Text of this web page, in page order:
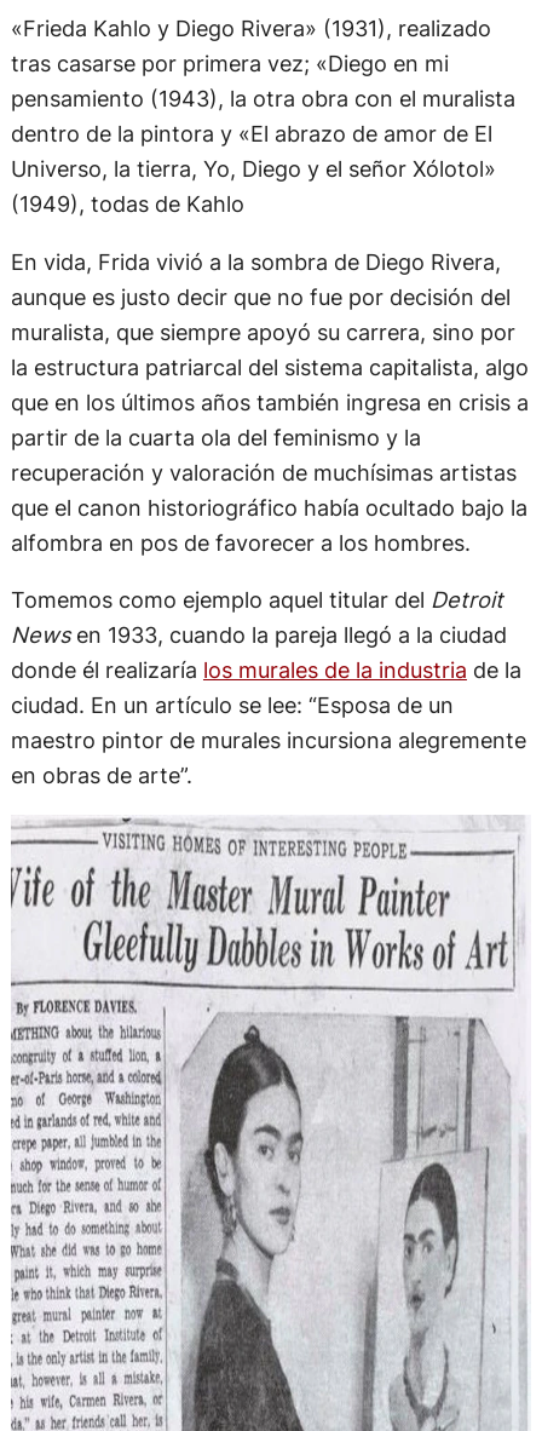
«Frieda Kahlo y Diego Rivera» (1931), realizado
tras casarse por primera vez; «Diego en mi
pensamiento (1943), la otra obra con el muralista
dentro de la pintora y «El abrazo de amor de El
Universo, la tierra, Yo, Diego y el señor Xólotol»
(1949), todas de Kahlo
En vida, Frida vivió a la sombra de Diego Rivera,
aunque es justo decir que no fue por decisión del
muralista, que siempre apoyó su carrera, sino por
la estructura patriarcal del sistema capitalista, algo
que en los últimos años también ingresa en crisis a
partir de la cuarta ola del feminismo y la
recuperación y valoración de muchísimas artistas
que el canon historiográfico había ocultado bajo la
alfombra en pos de favorecer a los hombres.
Tomemos como ejemplo aquel titular del Detroit
Newsen 1933, cuando la pareja llegó a la ciudad
donde él realizaría los murales de la industria de la
ciudad. En un artículo se lee: “Esposa de un
maestro pintor de murales incursiona alegremente
en obras de arte”.